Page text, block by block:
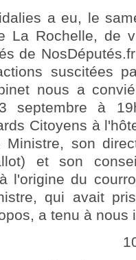
a eu, le
La Rochelle, de
de
suscitées
nous a
septembre à
Citoyens à
Ministre, son
et son
l'origine du
qui avait
a tenu à nous